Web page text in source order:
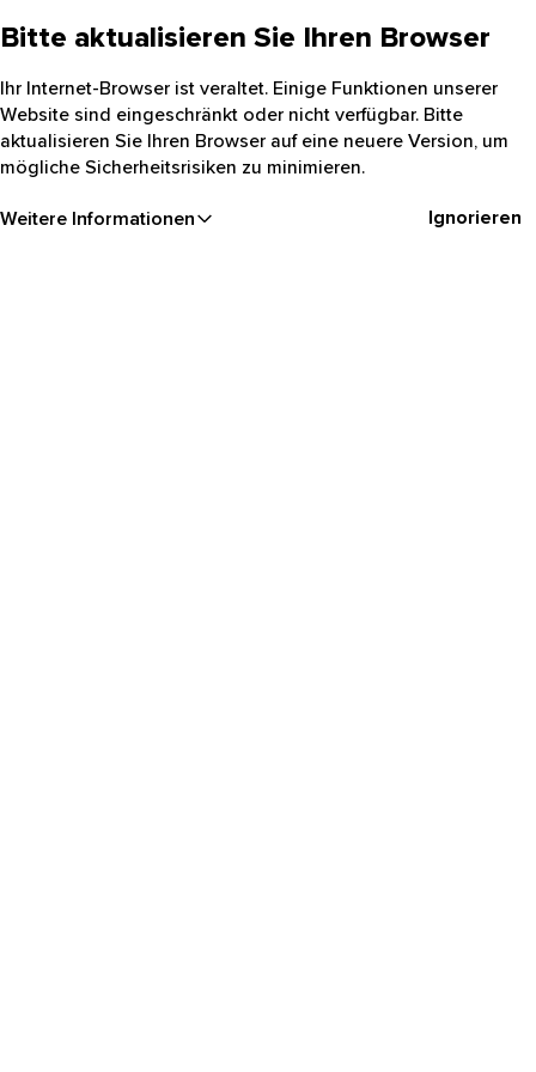
Bitte aktualisieren Sie Ihren Browser
Ihr Internet-Browser ist veraltet. Einige Funktionen unserer
Website sind eingeschränkt oder nicht verfügbar. Bitte
aktualisieren Sie Ihren Browser auf eine neuere Version, um
mögliche Sicherheitsrisiken zu minimieren.
Weitere Informationen Ignorieren